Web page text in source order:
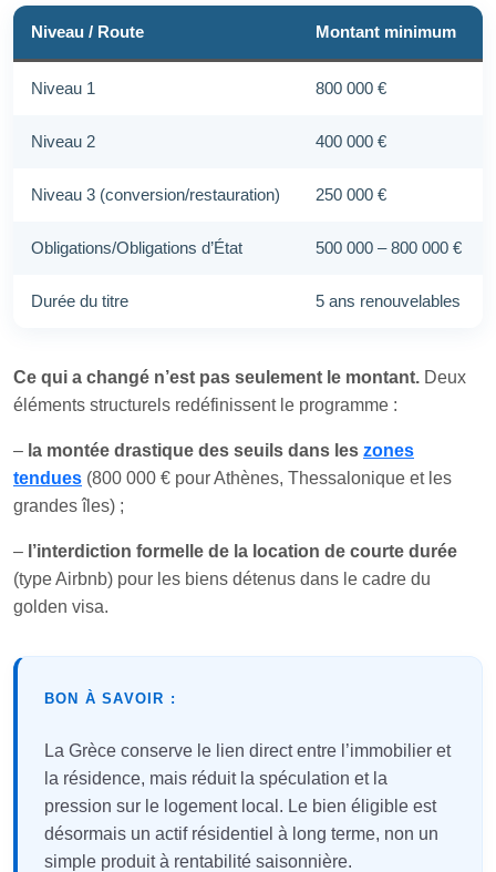
Niveau / Route Montant minimum
Niveau 1 800 000 €
Niveau 2 400 000 €
Niveau 3 (conversion/restauration) 250 000 €
Obligations/Obligations d’État 500 000 – 800 000 €
Durée du titre 5 ans renouvelables
Ce qui a changé n’est pas seulement le montant. Deux
éléments structurels redéfinissent le programme :
– la montée drastique des seuils dans les zones
tendues (800 000 € pour Athènes, Thessalonique et les
grandes îles) ;
– l’interdiction formelle de la location de courte durée
(type Airbnb) pour les biens détenus dans le cadre du
golden visa.
BON À SAVOIR :
La Grèce conserve le lien direct entre l’immobilier et
la résidence, mais réduit la spéculation et la
pression sur le logement local. Le bien éligible est
désormais un actif résidentiel à long terme, non un
simple produit à rentabilité saisonnière.